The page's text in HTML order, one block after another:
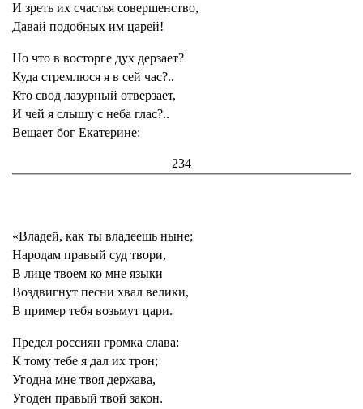
И зреть их счастья совершенство,
Давай подобных им царей!
Но что в восторге дух дерзает?
Куда стремлюся я в сей час?..
Кто свод лазурный отверзает,
И чей я слышу с неба глас?..
Вещает бог Екатерине:
234
«Владей, как ты владеешь ныне;
Народам правый суд твори,
В лице твоем ко мне языки
Воздвигнут песни хвал велики,
В пример тебя возьмут цари.
Предел россиян громка слава:
К тому тебе я дал их трон;
Угодна мне твоя держава,
Угоден правый твой закон.